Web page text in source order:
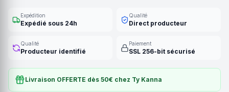
Expédition
Expédié sous 24h
Qualité
Direct producteur
Qualité
Producteur identifié
Paiement
SSL 256-bit sécurisé
Livraison OFFERTE dès 50€ chez Ty Kanna